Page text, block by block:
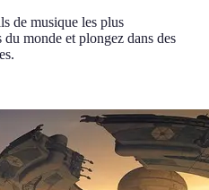
de musique les plus
monde et plongez dans des